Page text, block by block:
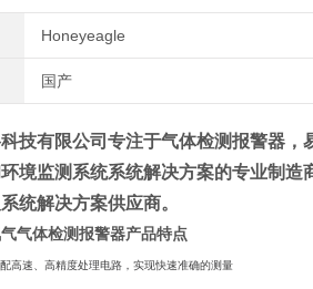
Honeyeagle
国产
技有限公司专注于气体检测报警器
境监测系统系统解决方案的专业制
统解决方案供应商。
气体检测报警器产品特点
高速、高精度处理电路，实现快速准确的测量